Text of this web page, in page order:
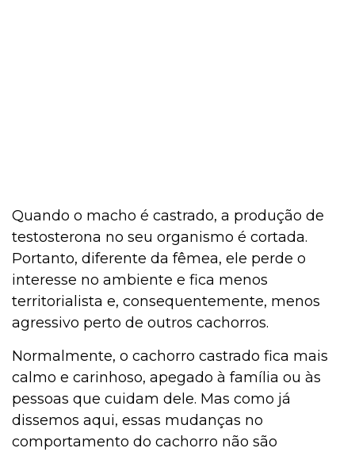
Quando o macho é castrado, a produção de
testosterona no seu organismo é cortada.
Portanto, diferente da fêmea, ele perde o
interesse no ambiente e fica menos
territorialista e, consequentemente, menos
agressivo perto de outros cachorros.
Normalmente, o cachorro castrado fica mais
calmo e carinhoso, apegado à família ou às
pessoas que cuidam dele. Mas como já
dissemos aqui, essas mudanças no
comportamento do cachorro não são